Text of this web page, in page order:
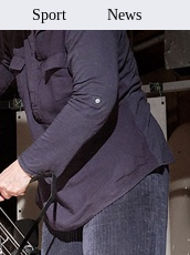
Sport News